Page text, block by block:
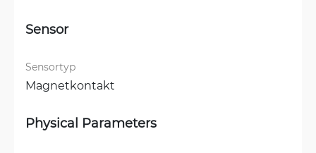
Sensor
Sensortyp
Magnetkontakt
Physical Parameters